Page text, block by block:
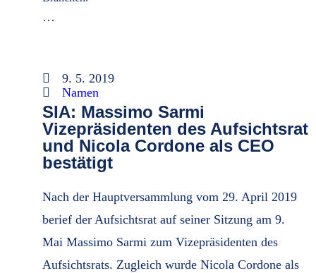
…
9. 5. 2019
Namen
SIA: Massimo Sarmi
Vizepräsidenten des Aufsichtsrat
und Nicola Cordone als CEO
bestätigt
Nach der Hauptversammlung vom 29. April 2019
berief der Aufsichtsrat auf seiner Sitzung am 9.
Mai Massimo Sarmi zum Vizepräsidenten des
Aufsichtsrats. Zugleich wurde Nicola Cordone als